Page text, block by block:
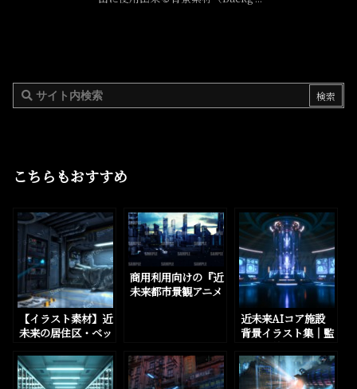
こちらもおすすめ
【イラスト素材】近
未来の居住区・ベッ
ムを数点追加しまし
た
商用利用向けの『近
未来都市景観アニメ
近未来AIコア施設
背景イラスト集｜監
12種（4K）をBOO
THに追加しまし